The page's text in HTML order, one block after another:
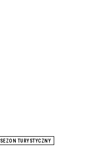
SEZON TURYSTYCZNY